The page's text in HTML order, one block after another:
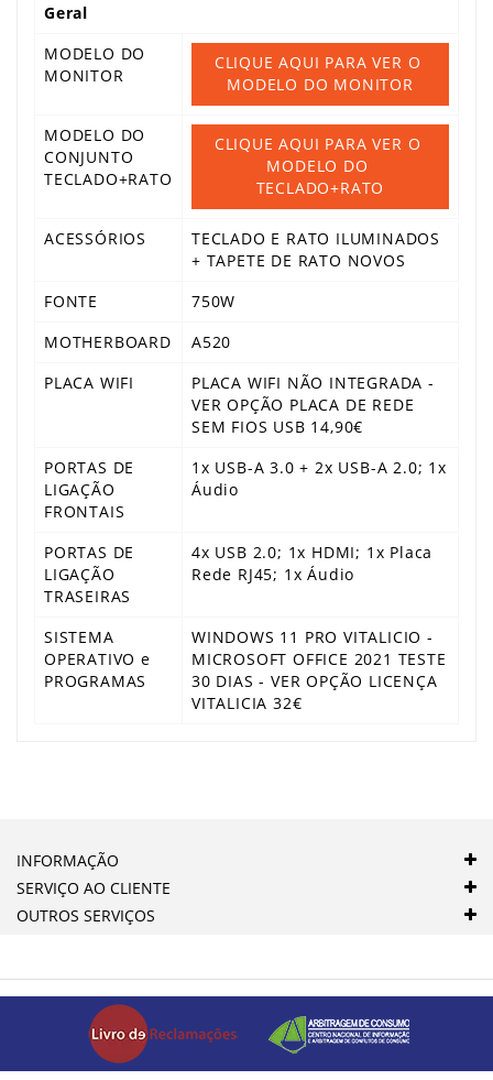
Geral
MODELO DO
MONITOR
CLIQUE AQUI PARA VER O
MODELO DO MONITOR
MODELO DO
CONJUNTO
TECLADO+RATO
CLIQUE AQUI PARA VER O
MODELO DO
TECLADO+RATO
ACESSÓRIOS
TECLADO E RATO ILUMINADOS
+ TAPETE DE RATO NOVOS
FONTE
750W
MOTHERBOARD
A520
PLACA WIFI
PLACA WIFI NÃO INTEGRADA -
VER OPÇÃO PLACA DE REDE
SEM FIOS USB 14,90€
PORTAS DE
LIGAÇÃO
FRONTAIS
1x USB-A 3.0 + 2x USB-A 2.0; 1x
Áudio
PORTAS DE
LIGAÇÃO
TRASEIRAS
4x USB 2.0; 1x HDMI; 1x Placa
Rede RJ45; 1x Áudio
SISTEMA
OPERATIVO e
PROGRAMAS
WINDOWS 11 PRO VITALICIO -
MICROSOFT OFFICE 2021 TESTE
30 DIAS - VER OPÇÃO LICENÇA
VITALICIA 32€
INFORMAÇÃO
SERVIÇO AO CLIENTE
OUTROS SERVIÇOS